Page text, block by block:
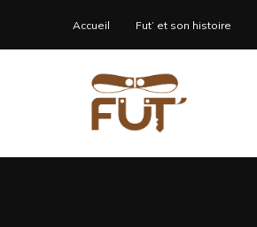
Accueil Fut’ et son histoire